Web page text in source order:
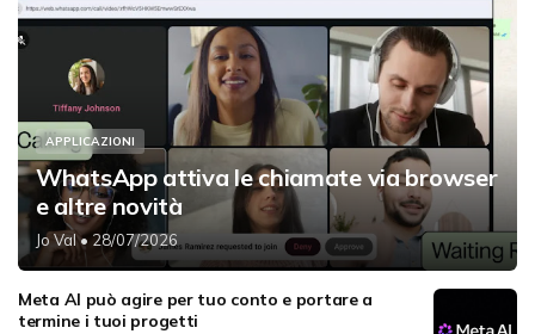
APPLICAZIONI
WhatsApp attiva le chiamate via browser
e altre novità
Jo Val• 28/07/2026
Meta AI può agire per tuo conto e portare a
termine i tuoi progetti